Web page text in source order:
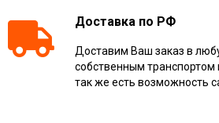
Доставка по РФ
Доставим Ваш заказ в
собственным транспортом
так же есть возможность